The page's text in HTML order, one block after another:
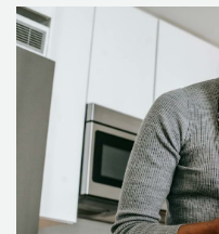
NOS ACTIONS
CONTACT